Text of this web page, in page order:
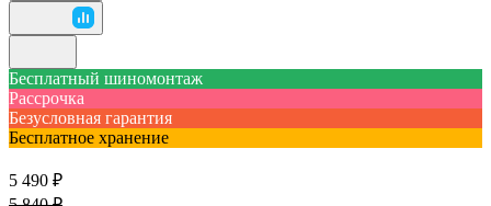
Бесплатный шиномонтаж
Рассрочка
Безусловная гарантия
Бесплатное хранение
5 490 ₽